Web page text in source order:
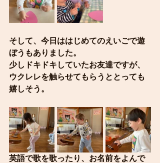
そして、今日ははじめてのえいごで遊
ぼうもありました。
少しドキドキしていたお友達ですが、
ウクレレを触らせてもらうととっても
嬉しそう。
英語で歌を歌ったり、お名前をよんで